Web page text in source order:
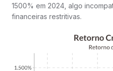
1500% em 2024, algo
financeiras restritivas.